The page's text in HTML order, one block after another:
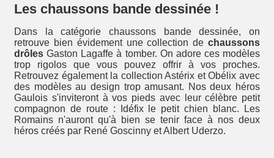
Les chaussons bande dessinée !
Dans la catégorie chaussons bande dessinée, on
retrouve bien évidement une collection de chaussons
drôles Gaston Lagaffe à tomber. On adore ces modèles
trop rigolos que vous pouvez offrir à vos proches.
Retrouvez également la collection Astérix et Obélix avec
des modèles au design trop amusant. Nos deux héros
Gaulois s'inviteront à vos pieds avec leur célèbre petit
compagnon de route : Idéfix le petit chien blanc. Les
Romains n'auront qu'à bien se tenir face à nos deux
héros créés par René Goscinny et Albert Uderzo.